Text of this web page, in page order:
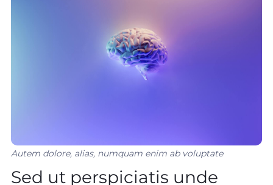
Autem dolore, alias, numquam enim ab voluptate
Sed ut perspiciatis unde